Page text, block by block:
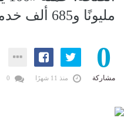
مليونًا و685 ألف خدمة طبية مجانية
0
مشاركة منذ 11 شهرًا